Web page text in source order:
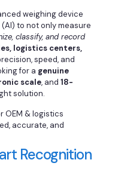
weighing device
to not only measure
classify, and record
logistics centers,
speed, and
for a genuine
scale, and 18-
solution.
accurate, and
Recognition